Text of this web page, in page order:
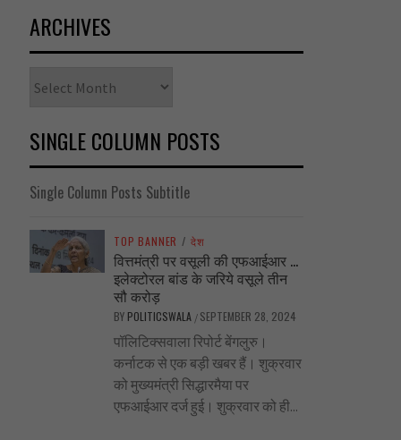
ARCHIVES
SINGLE COLUMN POSTS
Single Column Posts Subtitle
TOP BANNER / देश
वित्तमंत्री पर वसूली की एफआईआर …
इलेक्टोरल बांड के जरिये वसूले तीन
सौ करोड़
BY POLITICSWALA / SEPTEMBER 28, 2024
पॉलिटिक्सवाला रिपोर्ट बेंगलुरु।
कर्नाटक से एक बड़ी खबर हैं। शुक्रवार
को मुख्यमंत्री सिद्धारमैया पर
एफआईआर दर्ज हुई। शुक्रवार को ही...